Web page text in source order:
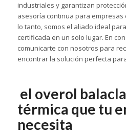
industriales y garantizan
asesoría continua para empresas
lo tanto, somos el aliado ideal
certificada en un solo lugar. En
comunicarte con nosotros para
encontrar la solución perfecta
el overol
térmica que tu
necesita